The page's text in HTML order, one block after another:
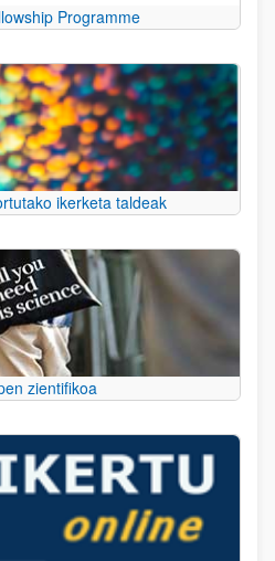
Programme
ikerketa taldeak
zientifikoa